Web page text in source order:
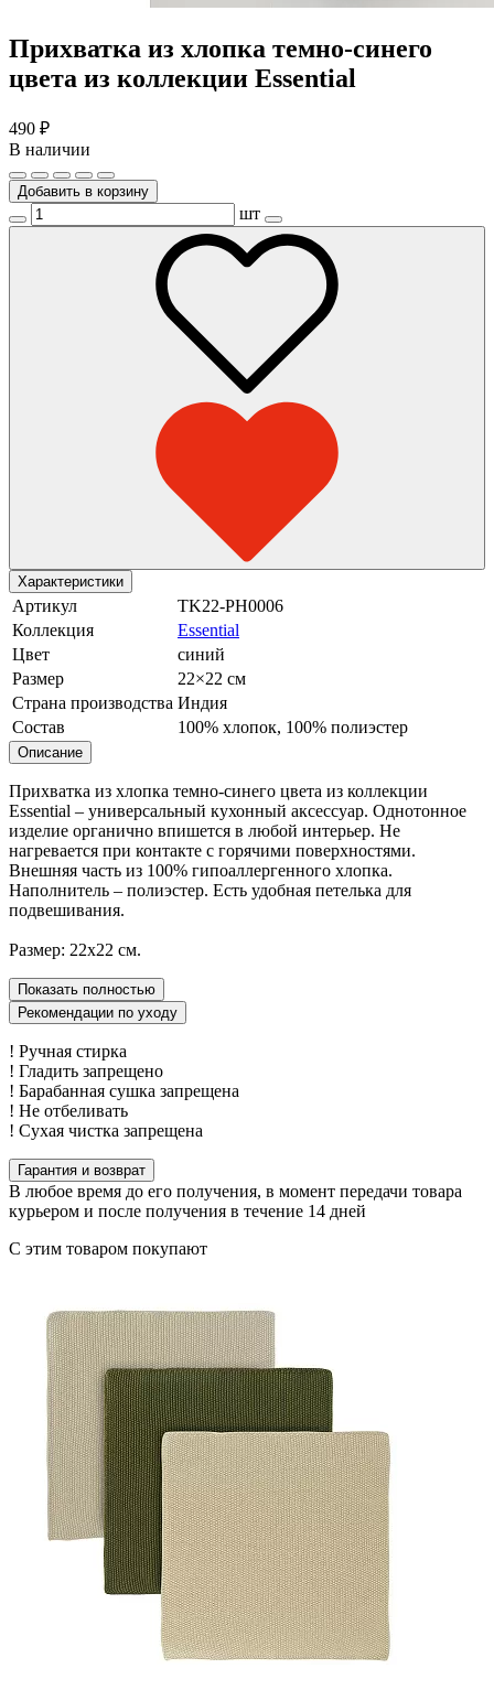
Прихватка из хлопка темно-синего
цвета из коллекции Essential
490 ₽
В наличии
Добавить в корзину
шт
Характеристики
Артикул
TK22-PH0006
Коллекция
Essential
Цвет
синий
Размер
22×22 см
Страна производства Индия
Состав
100% хлопок, 100% полиэстер
Описание
Прихватка из хлопка темно-синего цвета из коллекции
Essential – универсальный кухонный аксессуар. Однотонное
изделие органично впишется в любой интерьер. Не
нагревается при контакте с горячими поверхностями.
Внешняя часть из 100% гипоаллергенного хлопка.
Наполнитель – полиэстер. Есть удобная петелька для
подвешивания.
Размер: 22х22 см.
Показать полностью
Рекомендации по уходу
! Ручная стирка
! Гладить запрещено
! Барабанная сушка запрещена
! Не отбеливать
! Сухая чистка запрещена
Гарантия и возврат
В любое время до его получения, в момент передачи товара
курьером и после получения в течение 14 дней
С этим товаром покупают